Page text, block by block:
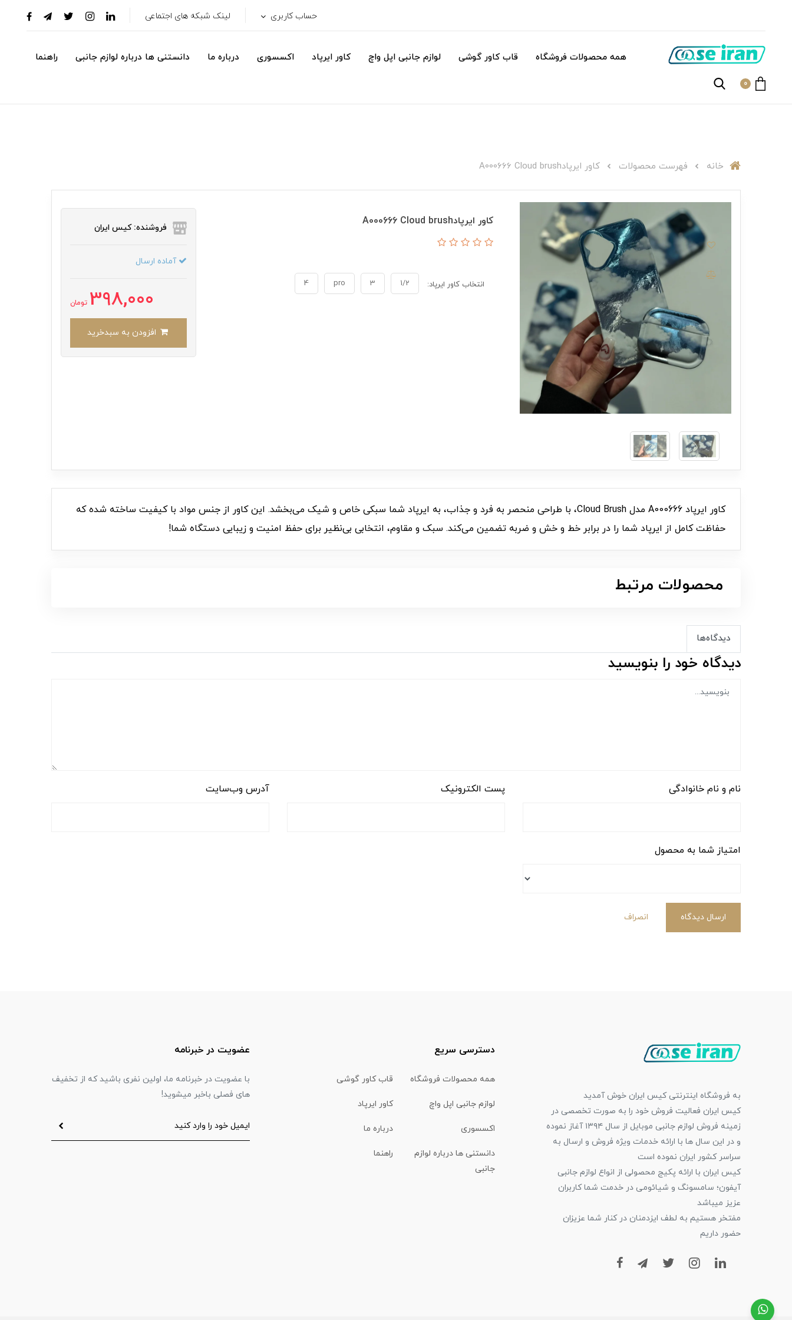
حساب کاربری لینک شبکه های اجتماعی
همه محصولات فروشگاه قاب کاور گوشی لوازم جانبی اپل واچ کاور ایرپاد اکسسوری درباره ما دانستنی ها درباره لوازم جانبی راهنما
0
خانه فهرست محصولات کاور ایرپادA000666 Cloud brush
کاور ایرپادA000666 Cloud brush
انتخاب کاور ایرپاد: 1/2
3
pro
4
فروشنده: کیس ایران
آماده ارسال
398,000 تومان
کاور ایرپاد A000666 مدل Cloud Brush، با طراحی منحصر به فرد و جذاب، به ایرپاد شما سبکی خاص و شیک می‌بخشد. این کاور از جنس مواد با کیفیت ساخته شده که
حفاظت کامل از ایرپاد شما را در برابر خط و خش و ضربه تضمین می‌کند. سبک و مقاوم، انتخابی بی‌نظیر برای حفظ امنیت و زیبایی دستگاه شما!
محصولات مرتبط
دیدگاه‌ها
دیدگاه خود را بنویسید
نام و نام خانوادگی پست الکترونیک آدرس وب‌سایت
امتیاز شما به محصول
ارسال دیدگاه انصراف
به فروشگاه اینترنتی کیس ایران خوش آمدید
کیس ایران فعالیت فروش خود را به صورت تخصصی در
زمینه فروش لوازم جانبی موبایل از سال ۱۳۹۴ آغاز نموده
و در این سال ها با ارائه خدمات ویژه فروش و ارسال به
سراسر کشور ایران نموده است
کیس ایران با ارائه پکیج محصولی از انواع لوازم جانبی
آیفون؛ سامسونگ و شیائومی در خدمت شما کاربران
عزیز میباشد
مفتخر هستیم به لطف ایزدمنان در کنار شما عزیزان
حضور داریم
دسترسی سریع
همه محصولات فروشگاه قاب کاور گوشی
لوازم جانبی اپل واچ کاور ایرپاد
اکسسوری درباره ما
دانستنی ها درباره لوازم
جانبی
راهنما
عضویت در خبرنامه
با عضویت در خبرنامه ما، اولین نفری باشید که از تخفیف
های فصلی باخبر میشوید!